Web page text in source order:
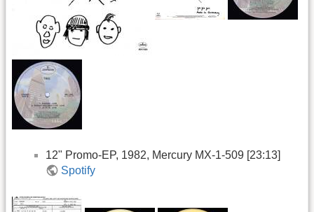
12" Promo-EP, 1982, Mercury MX-1-509 [23:13]
Spotify